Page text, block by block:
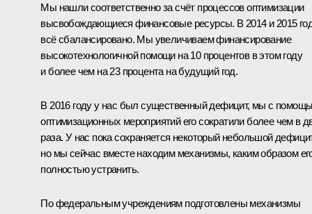
Мы нашли соответственно за счёт процессов оптимизации
высвобождающиеся финансовые ресурсы. В 2014 и 2015
всё сбалансировано. Мы увеличиваем финансирование
высокотехнологичной помощи на 10 процентов в этом году
и более чем на 23 процента на будущий год.
В 2016 году у нас был существенный дефицит, мы с
оптимизационных мероприятий его сократили более чем в
раза. У нас пока сохраняется некоторый небольшой
но мы сейчас вместе находим механизмы, каким образом
полностью устранить.
По федеральным учреждениям подготовлены механизмы